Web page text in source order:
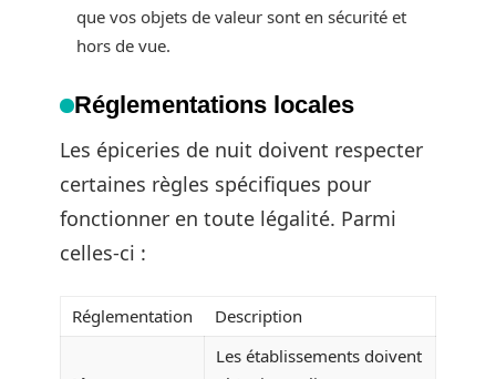
que vos objets de valeur sont en sécurité et
hors de vue.
Réglementations locales
Les épiceries de nuit doivent respecter
certaines règles spécifiques pour
fonctionner en toute légalité. Parmi
celles-ci :
Réglementation Description
Les établissements doivent